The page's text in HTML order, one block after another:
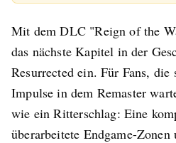
Mit dem DLC "Reign of the
das nächste Kapitel in der
Resurrected ein. Für Fans, die
Impulse in dem Remaster
wie ein Ritterschlag: Eine
überarbeitete Endgame-